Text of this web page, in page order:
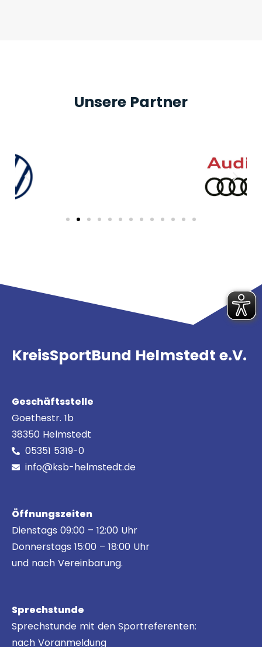
Unsere Partner
KreisSportBund Helmstedt e.V.
Geschäftsstelle
Goethestr. 1b
38350 Helmstedt
05351 5319-0
info@ksb-helmstedt.de
Öffnungszeiten
Dienstags 09:00 – 12:00 Uhr
Donnerstags 15:00 – 18:00 Uhr
und nach Vereinbarung.
Sprechstunde
Sprechstunde mit den Sportreferenten:
nach Voranmeldung